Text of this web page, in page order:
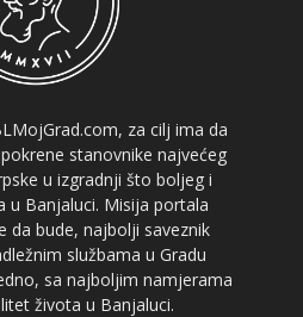
za cilj ima da
stanovnike najvećeg
u izgradnji što boljeg i
u Banjaluci. Misija portala
da bude, najbolji saveznik
službama u Gradu
sa najboljim namjerama
života u Banjaluci.